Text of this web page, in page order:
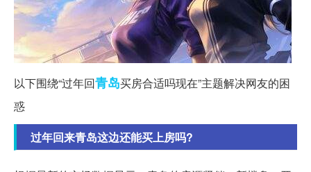
以下围绕“过年回青岛买房合适吗现在”主题解决网友的困
惑
过年回来青岛这边还能买上房吗?